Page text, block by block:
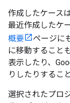
作成したケース
最近作成したケ
概要
ページに
に移動すること
表示したり、
りしたりするこ
選択されたプロ